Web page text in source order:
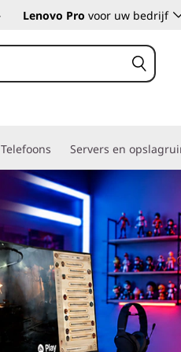
Lenovo Pro voor uw bedrijf
Servers en